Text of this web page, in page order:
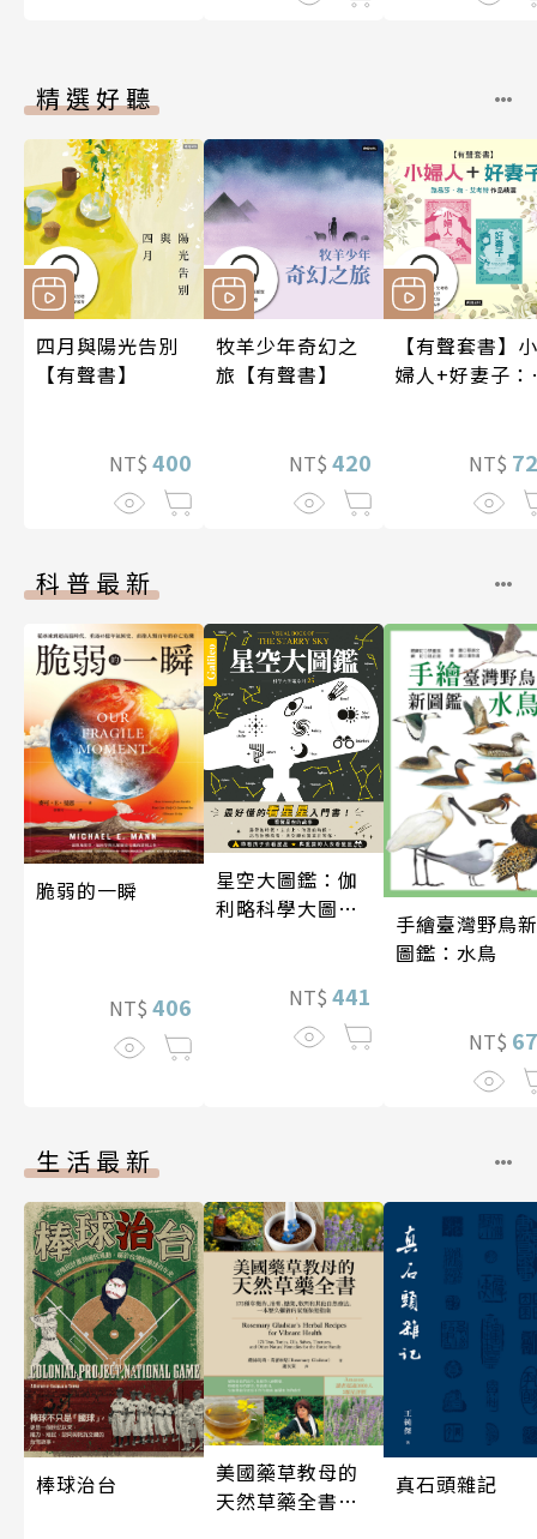
精選好聽
四月與陽光告別
【有聲書】
NT$ 400
牧羊少年奇幻之
旅【有聲書】
NT$ 420
【有聲套書】小
婦人+好妻子：
NT$
科普最新
脆弱的一瞬
NT$ 406
星空大圖鑑：伽
利略科學大圖鑑
NT$ 441
手繪臺灣野鳥新
圖鑑：水鳥
NT$
生活最新
棒球治台
美國藥草教母的
天然草藥全書
真石頭雜記